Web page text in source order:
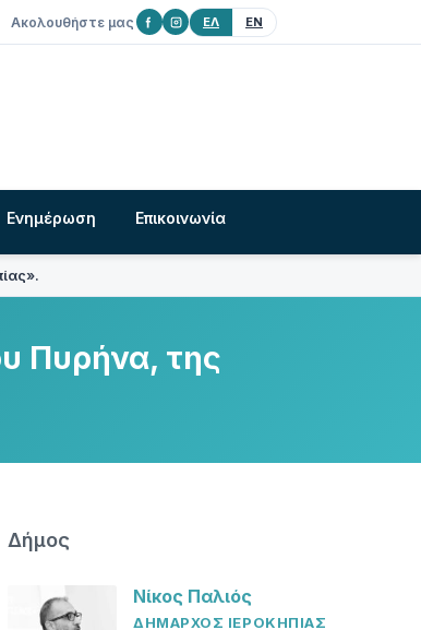
Ακολουθήστε μας ΕΛ EN
Ενημέρωση Επικοινωνία
Πυρήνα, της
Δήμος
Νίκος Παλιός
ΔΗΜΑΡΧΟΣ ΙΕΡΟΚΗΠΙΑΣ